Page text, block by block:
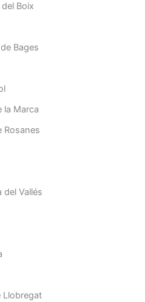
Boix
Bages
la Marca
Rosanes
del Vallés
Llobregat